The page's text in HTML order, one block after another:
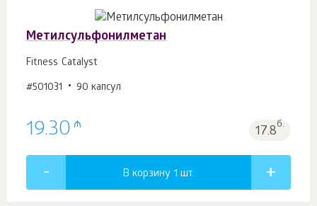
Метилсульфонилметан
Fitness Catalyst
#501031 90 капсул
19.30 ₼ 17.8б.
В корзину 1 шт.